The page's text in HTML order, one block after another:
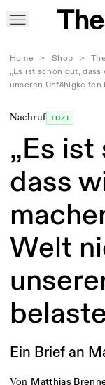
Home > Shop >
„Es ist schon gut,
unseren Unfähigkeiten
Nachruf TDZ+
„Es
dass
Welt
Ein Brief an
von Matthias